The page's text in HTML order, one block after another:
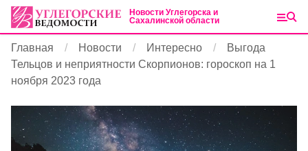
Новости Углегорска и
Сахалинской области
Главная Новости Интересно
Выгода
Тельцов и неприятности Скорпионов: гороскоп на 1
ноября 2023 года